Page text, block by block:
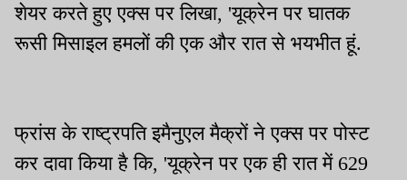
शेयर करते हुए एक्स पर लिखा, 'यूक्रेन पर घातक
रूसी मिसाइल हमलों की एक और रात से भयभीत हूं.
फ्रांस के राष्ट्रपति इमैनुएल मैक्रों ने एक्स पर पोस्ट
कर दावा किया है कि, 'यूक्रेन पर एक ही रात में 629